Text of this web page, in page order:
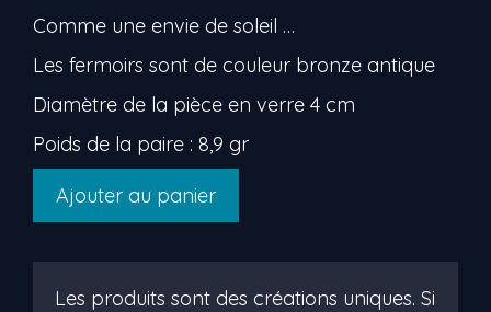
Comme une envie de soleil …
Les fermoirs sont de couleur bronze antique
Diamètre de la pièce en verre 4 cm
Poids de la paire : 8,9 gr
quantité
Ajouter au panier
Les produits sont des créations uniques. Si